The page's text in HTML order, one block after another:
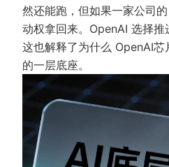
然还能跑，但如果一家公司
动权拿回来。OpenAI 选择
这也解释了为什么 OpenAI
的一层底座。